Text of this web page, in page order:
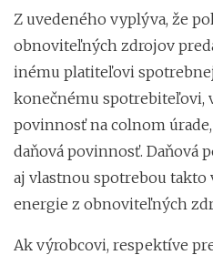
Z uvedeného vyplýva, že
obnoviteľných zdrojov
inému platiteľovi
konečnému spotrebiteľovi,
povinnosť na colnom
daňová povinnosť. Daňová
aj vlastnou spotrebou
energie z obnoviteľných
Ak výrobcovi, respektíve